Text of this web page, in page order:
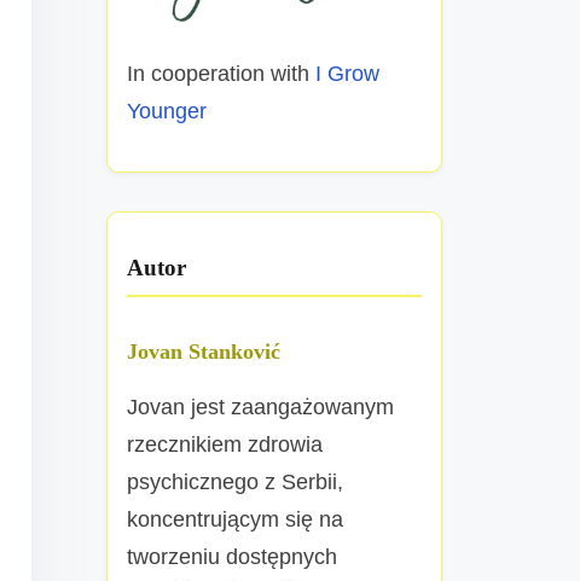
In cooperation with I Grow
Younger
Autor
Jovan Stanković
Jovan jest zaangażowanym
rzecznikiem zdrowia
psychicznego z Serbii,
koncentrującym się na
tworzeniu dostępnych